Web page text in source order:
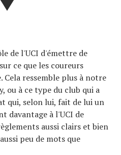
de l'UCI d'émettre de
ce que les coureurs
ressemble plus à notre
ou à ce type du club qui a
qui, selon lui, fait de lui un
davantage à l'UCI de
aussi clairs et bien
peu de mots que